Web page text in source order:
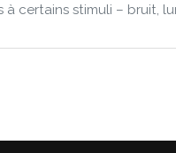
à certains stimuli – bruit,